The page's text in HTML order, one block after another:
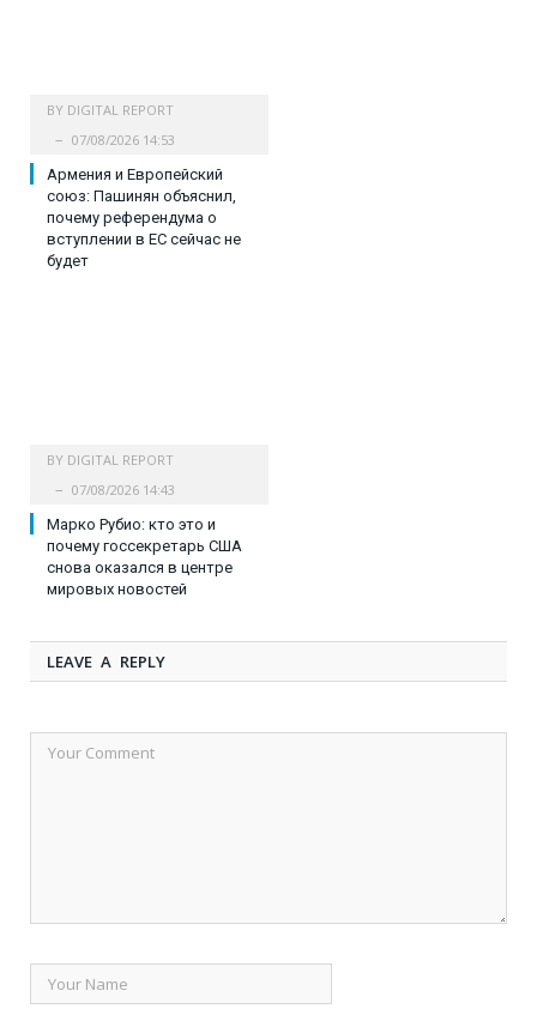
BY DIGITAL REPORT
07/08/2026 14:53
Армения и Европейский
союз: Пашинян объяснил,
почему референдума о
вступлении в ЕС сейчас не
будет
BY DIGITAL REPORT
07/08/2026 14:43
Марко Рубио: кто это и
почему госсекретарь США
снова оказался в центре
мировых новостей
LEAVE A REPLY